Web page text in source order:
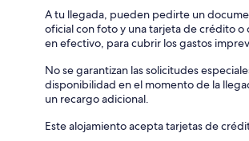
A tu llegada, pueden pedirte un
oficial con foto y una tarjeta de crédito
en efectivo, para cubrir los gastos
No se garantizan las solicitudes
disponibilidad en el momento de la
un recargo adicional.
Este alojamiento acepta tarjetas de